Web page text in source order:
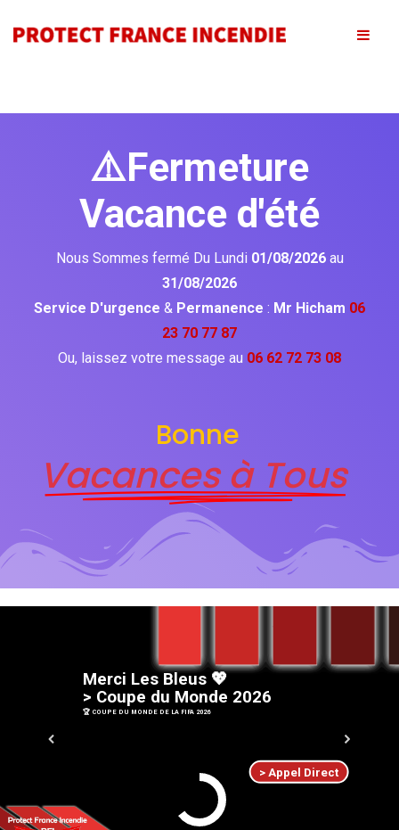
⚠️Fermeture
Vacance d'été
Nous Sommes fermé Du Lundi 01/08/2026 au
31/08/2026
Service D'urgence & Permanence : Mr Hicham 06
23 70 77 87
Ou, laissez votre message au 06 62 72 73 08
Bonne
Vacances à Tous
> Appel Direct
Merci Les B eus 💖
> Coupe du Monde 2026
🏆 COUPE DU MONDE DE LA FIFA 2026